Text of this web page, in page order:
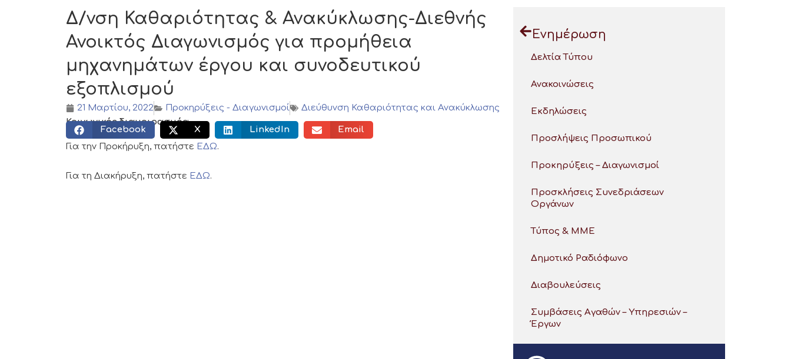
Δ/νση Καθαριότητας & Ανακύκλωσης-Διεθνής
Ανοικτός Διαγωνισμός για προμήθεια
μηχανημάτων έργου και συνοδευτικού
εξοπλισμού
21 Μαρτίου, 2022 Προκηρύξεις - Διαγωνισμοί
Διεύθυνση Καθαριότητας και Ανακύκλωσης
Κοινωνικός διαμοιρασμός:
Facebook X LinkedIn
Email
Για την Προκήρυξη, πατήστε ΕΔΩ.
Για τη Διακήρυξη, πατήστε ΕΔΩ.
Ενημέρωση
Δελτία Τύπου
Ανακοινώσεις
Εκδηλώσεις
Προσλήψεις Προσωπικού
Προκηρύξεις – Διαγωνισμοί
Προσκλήσεις Συνεδριάσεων
Οργάνων
Τύπος & ΜΜΕ
Δημοτικό Ραδιόφωνο
Διαβουλεύσεις
Συμβάσεις Αγαθών – Υπηρεσιών –
Έργων